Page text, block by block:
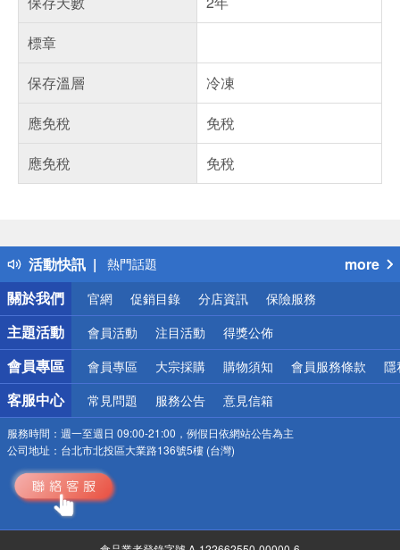
標章
保存溫層
冷凍
應免稅
免稅
應免稅
免稅
活動快訊
得獎公告
熱門話題
銀行優惠
偏遠地區配送
詐騙網頁！請小心！
more
關於我們
官網 促銷目錄 分店資訊 保險服務
主題活動 會員活動 注目活動 得獎公佈
會員專區 會員專區 大宗採購 購物須知 會員服務條款 隱
客服中心 常見問題 服務公告 意見信箱
服務時間： 週一至週日 09:00-21:00，例假日依網站公告為主
公司地址： 台北市北投區大業路136號5樓 (台灣)